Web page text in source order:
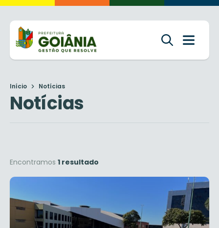
Início Notícias
Notícias
Encontramos 1 resultado